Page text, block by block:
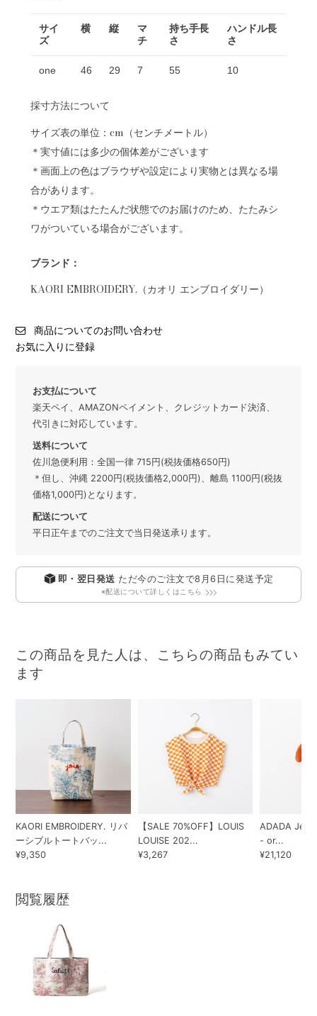
サイ
ズ
横 縦
マ
チ
持ち手長
さ
ハンドル長
さ
one 46 29 7 55 10
採寸方法について
サイズ表の単位：cm（センチメートル）
＊実寸値には多少の個体差がございます
＊画面上の色はブラウザや設定により実物とは異なる場
合があります。
＊ウエア類はたたんだ状態でのお届けのため、たたみシ
ワがついている場合がございます。
ブランド：
KAORI EMBROIDERY.（カオリ エンブロイダリー）
商品についてのお問い合わせ
お気に入りに登録
お支払について
楽天ペイ、AMAZONペイメント、クレジットカード決済、
代引きに対応しています。
送料について
佐川急便利用：全国一律 715円(税抜価格650円)
＊但し、沖縄 2200円(税抜価格2,000円)、離島 1100円(税抜
価格1,000円)となります。
配送について
平日正午までのご注文で当日発送承ります。
即・翌日発送 ただ今のご注文で8月6日 に発送予定
※配送について詳しくはこちら
この商品を見た人は、こちらの商品もみてい
ます
KAORI EMBROIDERY. リバ
ーシブルトートバッ...
¥9,350
【SALE 70%OFF】LOUIS
LOUISE 202...
¥3,267
ADADA
- or...
¥21,120
閲覧履歴